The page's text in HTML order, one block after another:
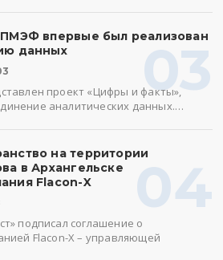
03
впервые был реализован
данных
проект «Цифры и факты»,
аналитических данных.…
04
на территории
в Архангельске
Flacon-X
подписал соглашение о
Flacon-X – управляющей